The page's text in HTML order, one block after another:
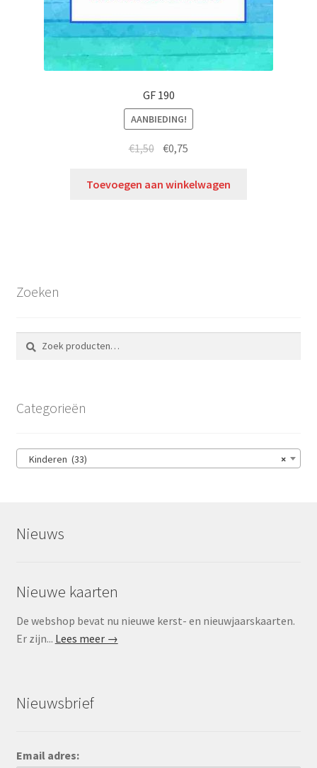
GF 190
AANBIEDING!
€1,50 €0,75
Toevoegen aan winkelwagen
Zoeken
naar:
Categorieën
×
Kinderen (33)
Nieuws
Nieuwe kaarten
De webshop bevat nu nieuwe kerst- en nieuwjaarskaarten.
Er zijn... Lees meer →
Nieuwsbrief
Email adres: